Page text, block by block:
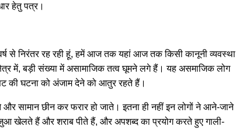
हेतु पत्र।
से निरंतर रह रही हूं, हमें आज तक यहां आज तक किसी कानूनी व्यवस्था
में, बड़ी संख्या में असामाजिक तत्व घूमने लगे हैं। यह असमाजिक लोग
की घटना को अंजाम देने को आतुर रहते हैं।
और सामान छीन कर फरार हो जाते। इतना ही नहीं इन लोगों ने आने-जाने
खेलते हैं और शराब पीते हैं, और अपशब्द का प्रयोग करते हुए गाली-